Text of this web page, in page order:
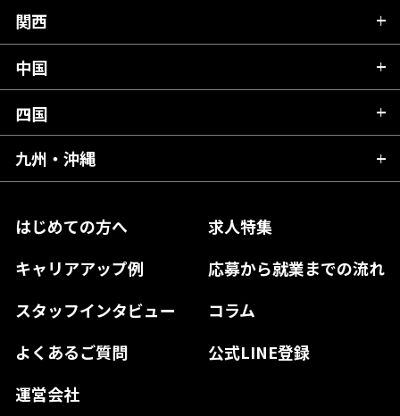
はじめての方へ
求人特集
キャリアアップ例
応募から就業までの流れ
スタッフインタビュー
コラム
よくあるご質問
公式LINE登録
運営会社
岩手県
宮城県
福島県
群馬県
千葉県
東京都
神奈川県
富山県
石川県
山梨県
長野県
岐阜県
静岡県
愛知県
関西
滋賀県
京都府
大阪府
奈良県
和歌山県
中国
広島県
岡山県
島根県
山口県
四国
愛媛県
高知県
徳島県
九州・沖縄
熊本県
宮崎県